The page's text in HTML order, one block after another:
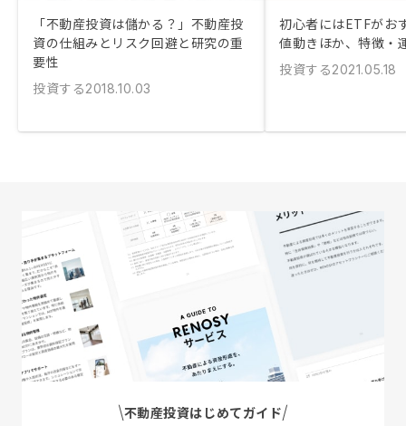
「不動産投資は儲かる？」不動産投
資の仕組みとリスク回避と研究の重
要性
投資する2018.10.03
初心者にはETFがお
値動きほか、特徴・
投資する2021.05.18
不動産投資はじめてガイド